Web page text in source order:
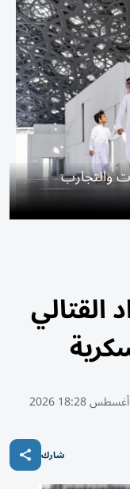
والتجارب
القتالي
شارك